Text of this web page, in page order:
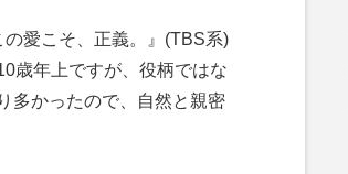
の愛こそ、正義。』(TBS系)
歳年上ですが、役柄ではな
多かったので、自然と親密